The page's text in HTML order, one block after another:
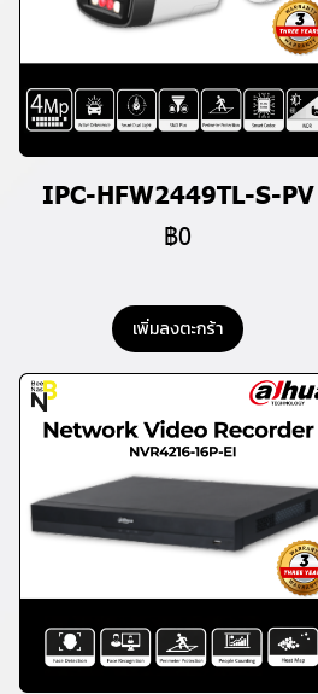
IPC-HFW2449TL-S-PV
฿0
เพิ่มลงตะกร้า